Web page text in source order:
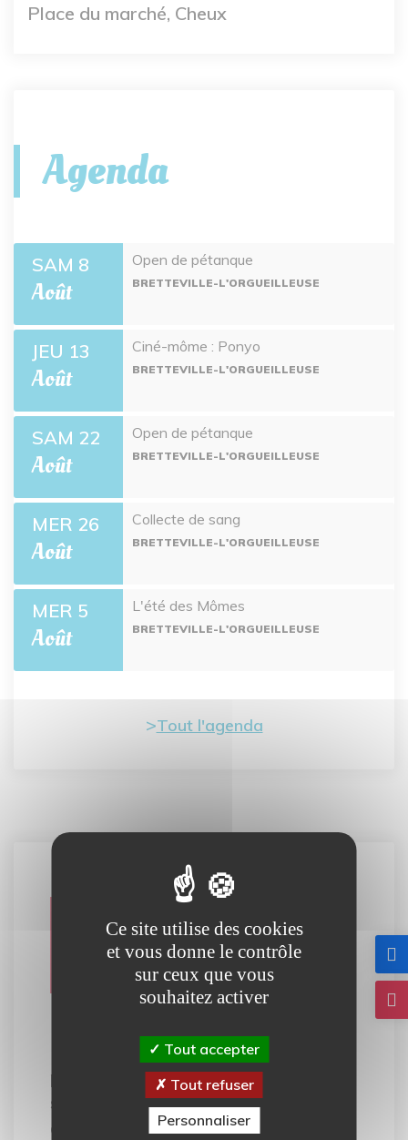
Place du marché, Cheux
Agenda
SAM 8
Août
Open de pétanque
BRETTEVILLE-L'ORGUEILLEUSE
JEU 13
Août
Ciné-môme : Ponyo
BRETTEVILLE-L'ORGUEILLEUSE
SAM 22
Août
Open de pétanque
BRETTEVILLE-L'ORGUEILLEUSE
MER 26
Août
Collecte de sang
BRETTEVILLE-L'ORGUEILLEUSE
MER 5
Août
L'été des Mômes
BRETTEVILLE-L'ORGUEILLEUSE
Tout l'agenda
Carte
interactive
Notre carte interactive vous
permet de découvrir tous les
services mis à votre disposition
dans la commune de Thue et Mue.
Ce site utilise des cookies
et vous donne le contrôle
sur ceux que vous
souhaitez activer
Tout accepter
Tout refuser
Personnaliser